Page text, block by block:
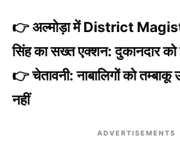
👉 अल्मोड़ा में District
सिंह का सख्त एक्शन: दुकानदार
👉 चेतावनी: नाबालिगों को तम्बाकू
नहीं
ADVERTISEMENTS